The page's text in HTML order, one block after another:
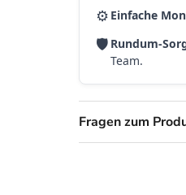
⚙️ Einfache
🛡️ Rundum-
Team.
Fragen zum